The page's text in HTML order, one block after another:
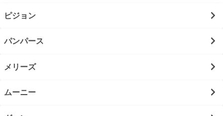
ピジョン
パンパース
メリーズ
ムーニー